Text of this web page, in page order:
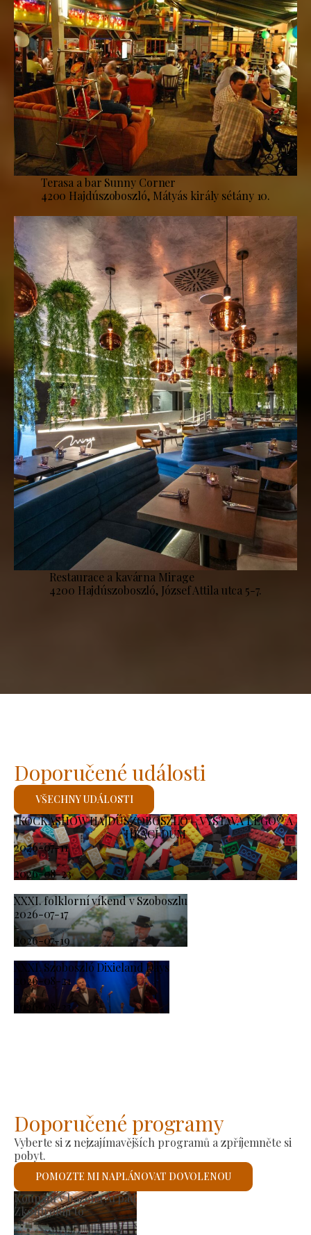
Terasa a bar Sunny Corner
4200 Hajdúszoboszló, Mátyás király sétány 10.
Restaurace a kavárna Mirage
4200 Hajdúszoboszló, József Attila utca 5-7.
KOCKASHOW HAJDÚSZOBOSZLÓ – VÝSTAVA LEGO® A
HRACÍ DŮM
2026-07-11
-
2026-08-23
XXXI. folklorní víkend v Szoboszlu
2026-07-17
-
2026-07-19
XXXI. Szoboszló Dixieland Days
2026-08-21
-
2026-08-23
Doporučené události
VŠECHNY UDÁLOSTI
Doporučené programy
Vyberte si z nejzajímavějších programů a zpříjemněte si
pobyt.
POMOZTE MI NAPLÁNOVAT DOVOLENOU